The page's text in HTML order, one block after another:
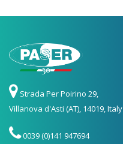
Strada Per Poirino 29,
Villanova d'Asti (AT), 14019, Italy
0039 (0)141 947694